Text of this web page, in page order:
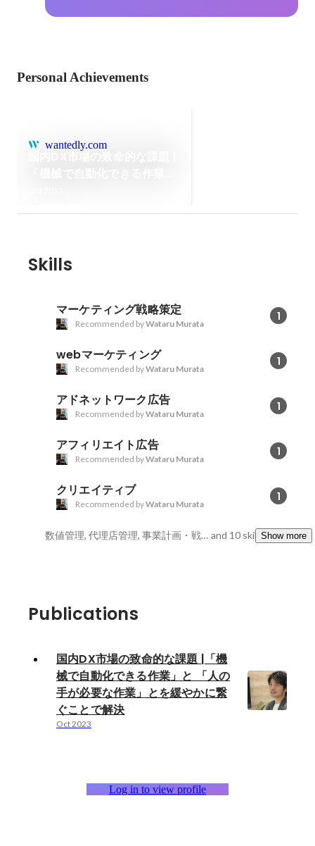
Personal Achievements
wantedly.com
Skills
マーケティング戦略策定 1
Recommended byWataru Murata
webマーケティング 1
Recommended byWataru Murata
アドネットワーク広告 1
Recommended byWataru Murata
アフィリエイト広告 1
Recommended byWataru Murata
クリエイティブ 1
Recommended byWataru Murata
数値管理, 代理店管理, 事業計画・戦略立案 and 10 skillsShow more
Publications
国内DX市場の致命的な課題 |「機
械で自動化できる作業」と 「人の
手が必要な作業」とを緩やかに繋
ぐことで解決
Oct 2023
Log in to view profile